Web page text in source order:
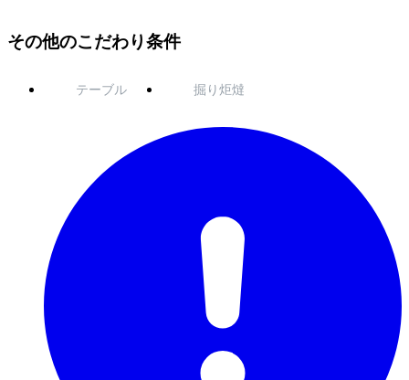
その他のこだわり条件
テーブル 掘り炬燵